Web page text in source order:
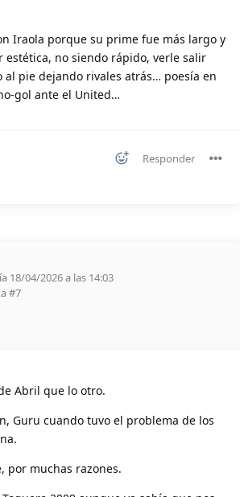
Iraola porque su prime fue más largo y
estética, no siendo rápido, verle salir
al pie dejando rivales atrás… poesía en
gol ante el United…
Responder
18/04/2026 a las 14:03
#7
Abril que lo otro.
Guru cuando tuvo el problema de los
por muchas razones.